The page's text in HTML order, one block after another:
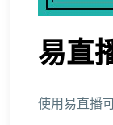
易直
使用易直播